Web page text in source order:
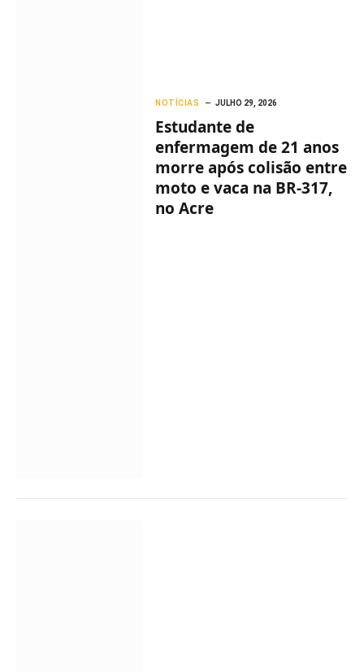
NOTÍCIAS JULHO 29, 2026
Estudante de
enfermagem de 21 anos
morre após colisão entre
moto e vaca na BR-317,
no Acre